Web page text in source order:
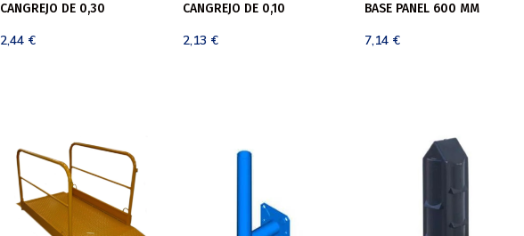
CANGREJO DE 0,30
2,44 €
CANGREJO DE 0,10
2,13 €
BASE PANEL 600 MM
7,14 €